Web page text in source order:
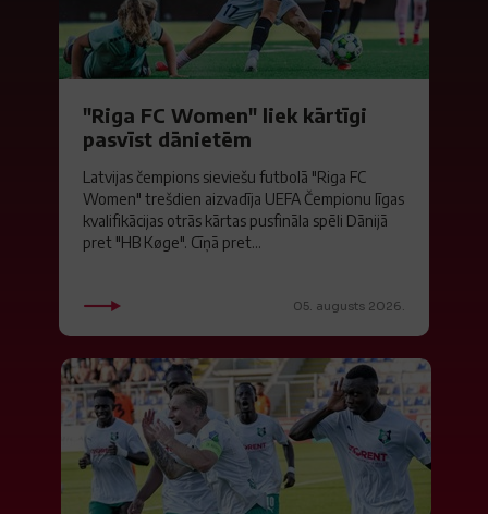
"Riga FC Women" liek kārtīgi
pasvīst dānietēm
Latvijas čempions sieviešu futbolā "Riga FC
Women" trešdien aizvadīja UEFA Čempionu līgas
kvalifikācijas otrās kārtas pusfināla spēli Dānijā
pret "HB Køge". Cīņā pret...
05. augusts 2026.